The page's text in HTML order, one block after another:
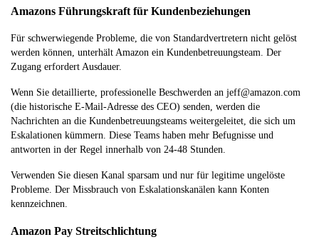
Amazons Führungskraft für Kundenbeziehungen
Für schwerwiegende Probleme, die von Standardvertretern nicht gelöst
werden können, unterhält Amazon ein Kundenbetreuungsteam. Der
Zugang erfordert Ausdauer.
Wenn Sie detaillierte, professionelle Beschwerden an jeff@amazon.com
(die historische E-Mail-Adresse des CEO) senden, werden die
Nachrichten an die Kundenbetreuungsteams weitergeleitet, die sich um
Eskalationen kümmern. Diese Teams haben mehr Befugnisse und
antworten in der Regel innerhalb von 24-48 Stunden.
Verwenden Sie diesen Kanal sparsam und nur für legitime ungelöste
Probleme. Der Missbrauch von Eskalationskanälen kann Konten
kennzeichnen.
Amazon Pay Streitschlichtung